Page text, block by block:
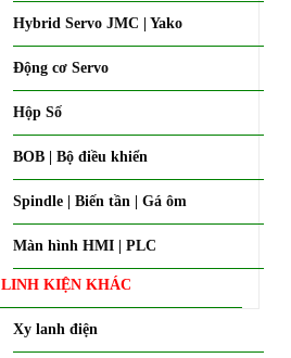
Hybrid Servo JMC | Yako
Động cơ Servo
Hộp Số
BOB | Bộ điều khiển
Spindle | Biến tần | Gá ôm
Màn hình HMI | PLC
LINH KIỆN KHÁC
Xy lanh điện